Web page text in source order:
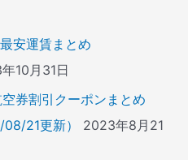
安運賃まとめ
10月31日
券割引クーポンまとめ
21更新）
2023年8月21